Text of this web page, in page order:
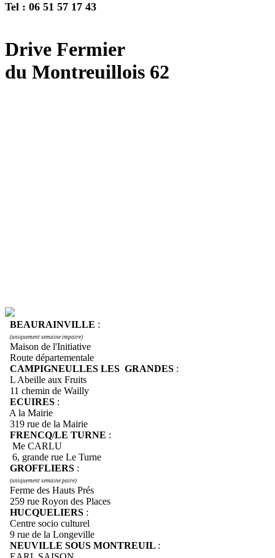
Tel : 06 51 57 17 43
Drive Fermier
du Montreuillois 62
BEAURAINVILLE :
(uniquement semaine impaire)
Maison de l'Initiative
Route départementale
CAMPIGNEULLES LES GRANDES :
L Abeille aux Fruits
11 chemin de Wailly
ECUIRES :
A la Mairie
319 rue de la Mairie
FRENCQ/LE TURNE :
Me CARLU
6, grande rue Le Turne
GROFFLIERS :
(uniquement semaine paire)
Ferme des Hauts Prés
259 rue Royon des Places
HUCQUELIERS :
Centre socio culturel
9 rue de la Longeville
NEUVILLE SOUS MONTREUIL :